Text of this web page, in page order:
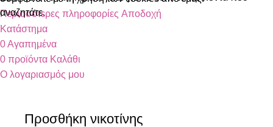
αναζητάτε.
Περισσότερες πληροφορίες Αποδοχή
Κατάστημα
0Αγαπημένα
0 προϊόντα Καλάθι
Ο λογαριασμός μου
Προσθήκη νικοτίνης